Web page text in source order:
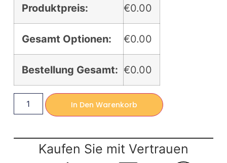
Produktpreis: €0.00
Gesamt Optionen: €0.00
Bestellung Gesamt: €0.00
In Den Warenkorb
Kaufen Sie mit Vertrauen